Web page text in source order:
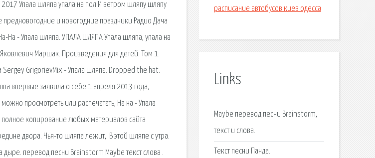
Упала шляпа упала на пол И ветром шляпу шляпу
и новогодние праздники Радио Дача
На - Упала шляпа. УПАЛА ШЛЯПА Упала шляпа, упала на
Маршак. Произведения для детей. Том 1.
Sergey GrigorievMix - Упала шляпа. Dropped the hat.
впервые заявила о себе 1 апреля 2013 года,
просмотреть или распечатать, На на - Упала
копирование любых материалов сайта
двора. Чья-то шляпа лежит,. В этой шляпе с утра.
перевод песни Brainstorm Maybe текст слова .
расписание автобусов киев одесса
Links
Maybe перевод песни Brainstorm,
текст и слова.
Текст песни Панда.